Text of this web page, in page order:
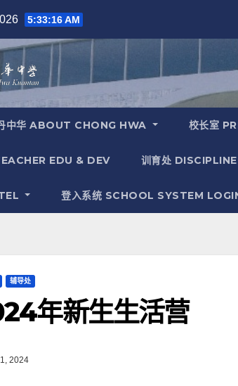
5:33:16 AM
中华 ABOUT CHONG HWA 校长室
EDU & DEV 训育处 DISCIPLINE
登入系统 SCHOOL SYSTEM
辅导处
年新生生活营
2024